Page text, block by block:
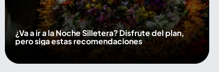
¿Va a ir a la Noche Silletera? Disfrute del plan,
pero siga estas recomendaciones